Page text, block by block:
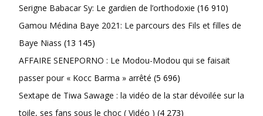
Serigne Babacar Sy: Le gardien de l’orthodoxie (16 910)
Gamou Médina Baye 2021: Le parcours des Fils et filles de
Baye Niass (13 145)
AFFAIRE SENEPORNO : Le Modou-Modou qui se faisait
passer pour « Kocc Barma » arrêté (5 696)
Sextape de Tiwa Sawage : la vidéo de la star dévoilée sur la
toile, ses fans sous le choc ( Vidéo ) (4 273)